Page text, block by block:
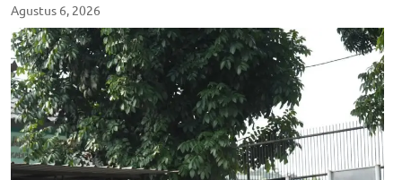
Agustus 6, 2026